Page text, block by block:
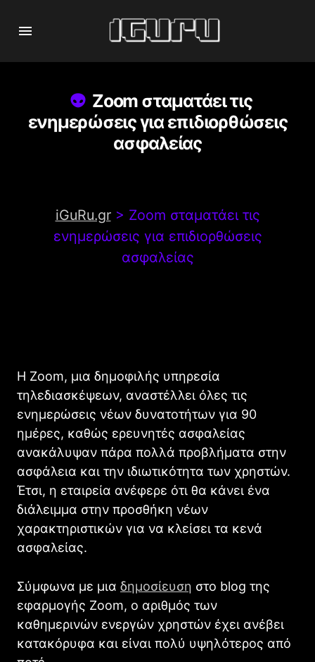
Zoom σταματάει τις
ενημερώσεις για επιδιορθώσεις
ασφαλείας
iGuRu.gr> Zoom σταματάει τις
ενημερώσεις για επιδιορθώσεις
ασφαλείας
Η Zoom, μια δημοφιλής υπηρεσία
τηλεδιασκέψεων, αναστέλλει όλες τις
ενημερώσεις νέων δυνατοτήτων για 90
ημέρες, καθώς ερευνητές ασφαλείας
ανακάλυψαν πάρα πολλά προβλήματα στην
ασφάλεια και την ιδιωτικότητα των χρηστών.
Έτσι, η εταιρεία ανέφερε ότι θα κάνει ένα
διάλειμμα στην προσθήκη νέων
χαρακτηριστικών για να κλείσει τα κενά
ασφαλείας.
Σύμφωνα με μια δημοσίευση στο blog της
εφαρμογής Zoom, ο αριθμός των
καθημερινών ενεργών χρηστών έχει ανέβει
κατακόρυφα και είναι πολύ υψηλότερος από